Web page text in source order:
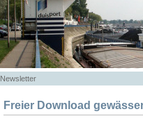
Newsletter
Freier Download